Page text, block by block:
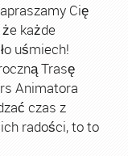
Cię
każde
uśmiech!
Trasę
Animatora
czas z
radości, to to